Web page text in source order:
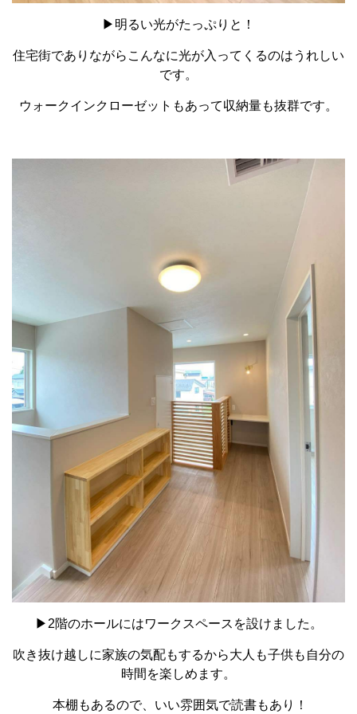
▶明るい光がたっぷりと！
住宅街でありながらこんなに光が入ってくるのはうれしい
です。
ウォークインクローゼットもあって収納量も抜群です。
▶2階のホールにはワークスペースを設けました。
吹き抜け越しに家族の気配もするから大人も子供も自分の
時間を楽しめます。
本棚もあるので、いい雰囲気で読書もあり！